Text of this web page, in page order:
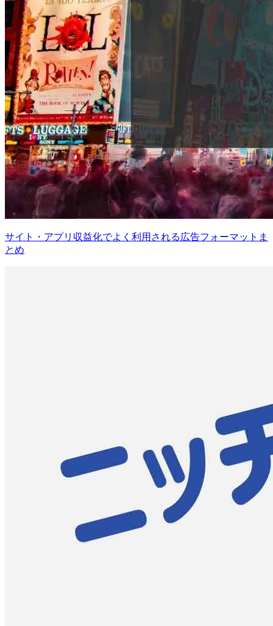
サイト・アプリ収益化でよく利用される広告フォーマットま
とめ